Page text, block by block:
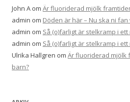
John A om Är fluoriderad mjölk
admin om Döden är här – Nu ska ni
admin om Så (o)farligt är stelkramp i
admin om Så (o)farligt är stelkramp i
Ulrika Hallgren om Är fluoriderad mjölk
barn?